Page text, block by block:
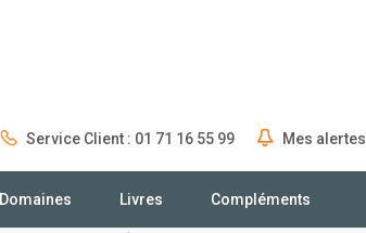
Service Client : 01 71 16 55 99 Mes alertes
Domaines Livres Compléments